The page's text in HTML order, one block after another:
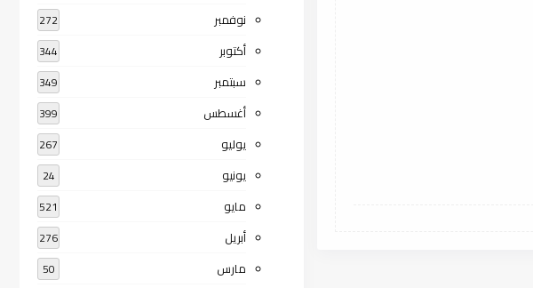
نوفمبر 272
أكتوبر 344
سبتمبر 349
أغسطس 399
يوليو 267
يونيو 24
مايو 521
أبريل 276
مارس 50